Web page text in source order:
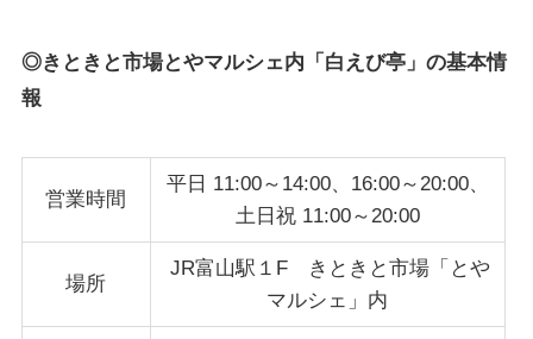
◎きときと市場とやマルシェ内「白えび亭」 の基本情
報
営業時間
平日 11:00～14:00、16:00～20:00、
土日祝 11:00～20:00
場所
JR富山駅１F きときと市場「とや
マルシェ」内